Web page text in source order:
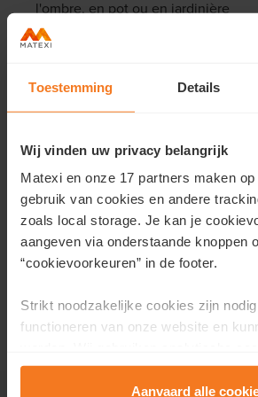
Toestemming Details
Wij vinden uw privacy belangrijk
Matexi en onze 17 partners maken
gebruik van cookies en andere
zoals local storage. Je kan je
aangeven via onderstaande knoppen
“cookievoorkeuren” in de footer.
Strikt noodzakelijke cookies zijn
functioneren van onze website en
om onze website en dienstverlening
Functionele cookies zorgen ervoor dat
Aanvaard alle
l'ombre, en pot ou en jardinière
Share:
Twitter Facebook
Mail
Whatsapp